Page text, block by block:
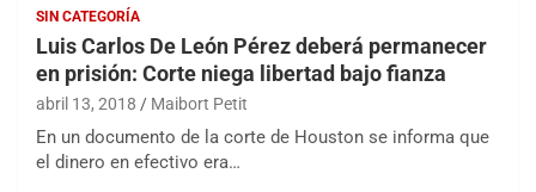
SIN CATEGORÍA
Luis Carlos De León Pérez deberá permanecer
en prisión: Corte niega libertad bajo fianza
abril 13, 2018 Maibort Petit
En un documento de la corte de Houston se informa que
el dinero en efectivo era…